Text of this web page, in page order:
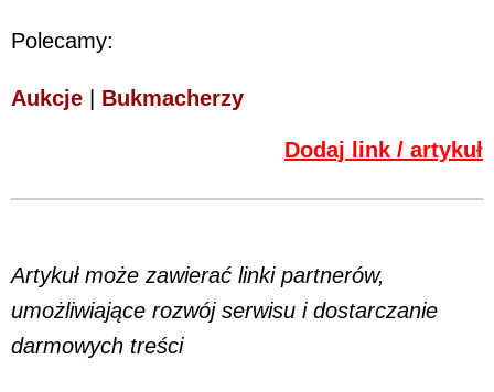
Polecamy:
Aukcje Bukmacherzy
Dodaj link / artykuł
Artykuł może zawierać linki partnerów,
umożliwiające rozwój serwisu i dostarczanie
darmowych treści